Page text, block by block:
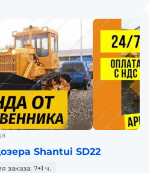
Shantui SD22
7+1 ч.